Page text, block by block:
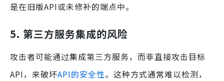
是在旧版API或未修补的端点中。
5. 第三方服务集成的风险
攻击者可能通过集成第三方服务，而非直接攻击目标
API，来破坏API的安全性。这种方式通常难以检测，